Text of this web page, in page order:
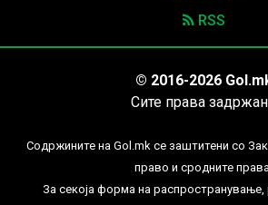
RSS
© 2016-2026
Сите права
Содржините на Gol.mk се заштитени со
право и сродните
За секоја форма на распространување,